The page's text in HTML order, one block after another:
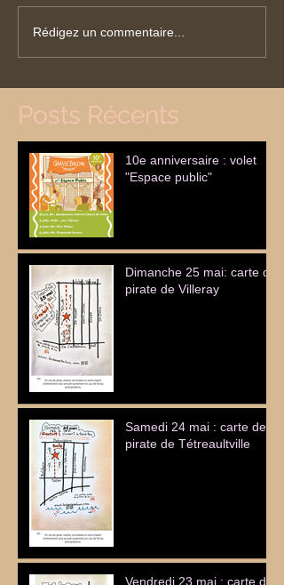
Rédigez un commentaire...
Posts Récents
10e anniversaire : volet
"Espace public"
Dimanche 25 mai: carte de
pirate de Villeray
Samedi 24 mai : carte de
pirate de Tétreaultville
Vendredi 23 mai : carte de